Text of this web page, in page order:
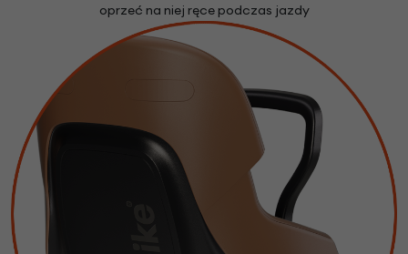
oprzeć na niej ręce podczas jazdy